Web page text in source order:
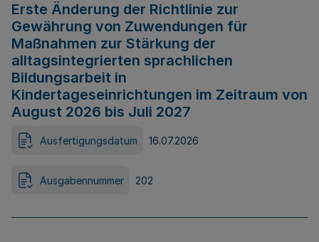
Erste Änderung der Richtlinie zur
Gewährung von Zuwendungen für
Maßnahmen zur Stärkung der
alltagsintegrierten sprachlichen
Bildungsarbeit in
Kindertageseinrichtungen im Zeitraum von
August 2026 bis Juli 2027
Ausfertigungsdatum 16.07.2026
Ausgabennummer 202